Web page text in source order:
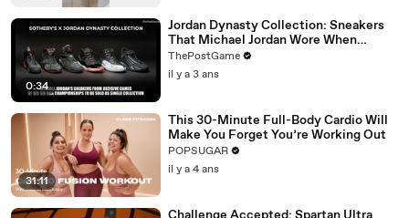
0:34
Jordan Dynasty Collection: Sneakers
That Michael Jordan Wore When
Winning Six NBA Titles
ThePostGame
il y a 3 ans
31:11
This 30-Minute Full-Body Cardio Will
Make You Forget You’re Working Out
POPSUGAR
il y a 4 ans